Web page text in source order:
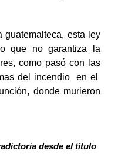
guatemalteca, esta ley
que no garantiza la
como pasó con las
del incendio en el
donde murieron
desde el título